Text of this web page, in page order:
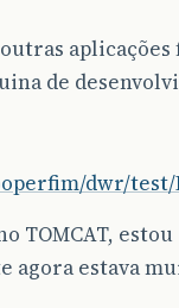
de
dwr/test/
TOMCAT, estou
agora estava